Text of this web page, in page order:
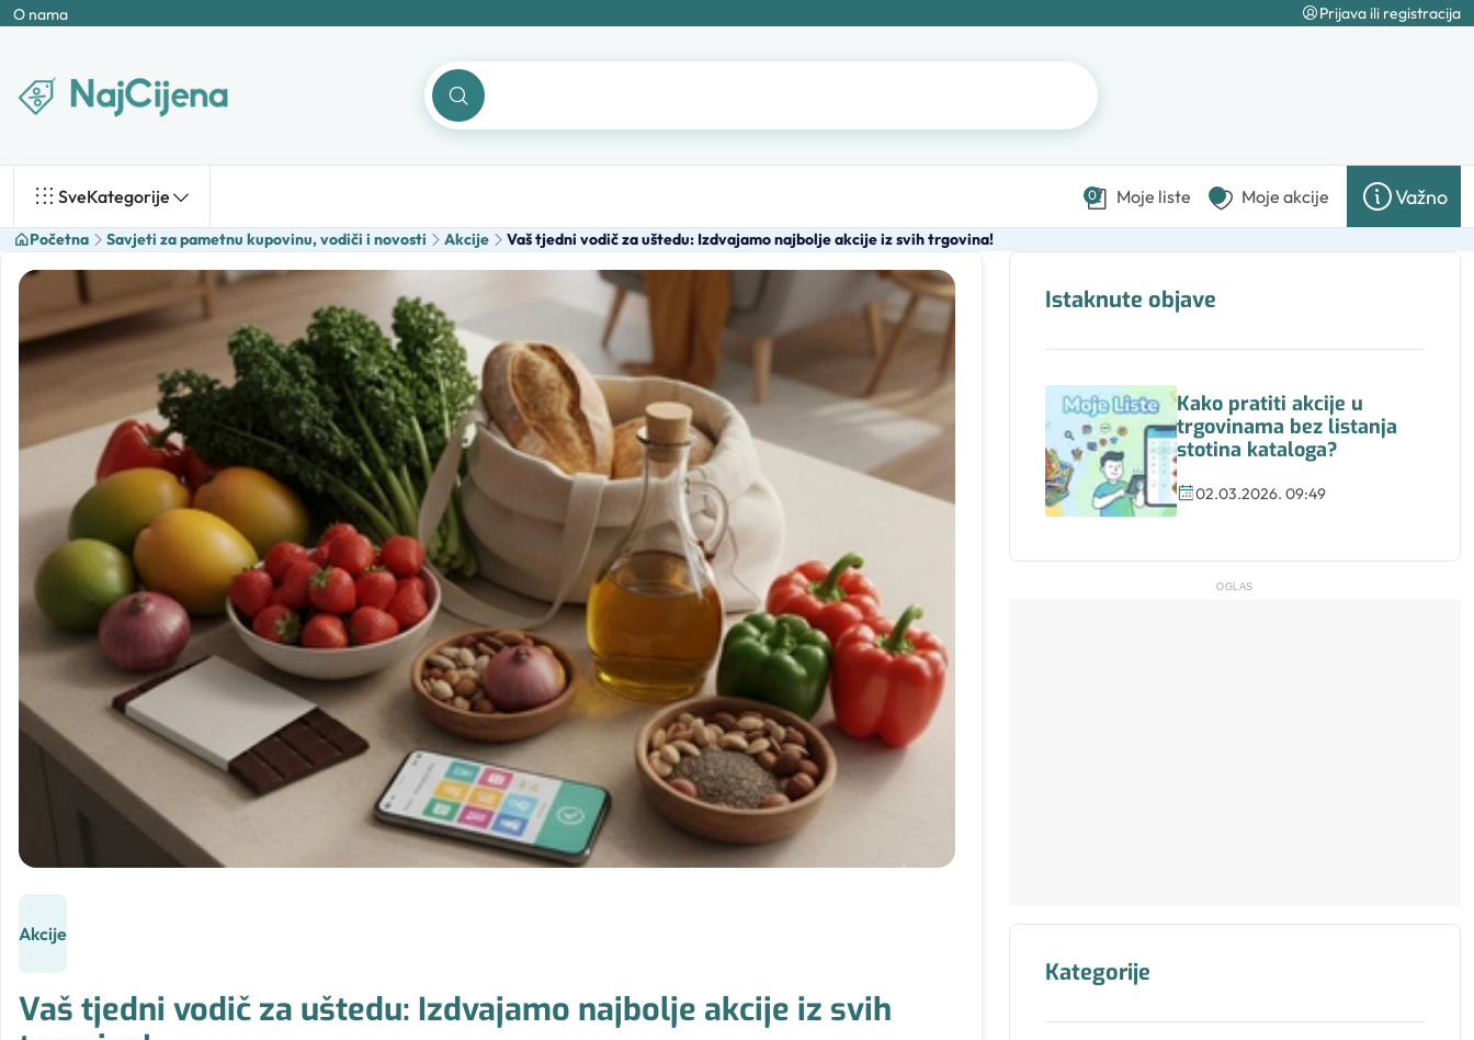
O nama Prijava ili registracija
SveKategorije 0 Moje liste Moje akcije Važno
Početna Savjeti za pametnu kupovinu, vodiči i novosti Akcije Vaš tjedni vodič za uštedu: Izdvajamo najbolje akcije iz svih trgovina!
Akcije
Vaš tjedni vodič za uštedu: Izdvajamo najbolje akcije iz svih
Istaknute objave
Kako pratiti akcije u
trgovinama bez listanja
stotina kataloga?
02.03.2026. 09:49
OGLAS
Kategorije